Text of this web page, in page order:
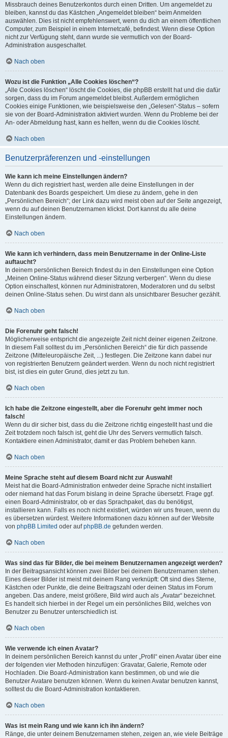
Missbrauch deines Benutzerkontos durch einen Dritten. Um angemeldet zu
bleiben, kannst du das Kästchen „Angemeldet bleiben“ beim Anmelden
auswählen. Dies ist nicht empfehlenswert, wenn du dich an einem öffentlichen
Computer, zum Beispiel in einem Internetcafé, befindest. Wenn diese Option
nicht zur Verfügung steht, dann wurde sie vermutlich von der Board-
Administration ausgeschaltet.
Nach oben
Wozu ist die Funktion „Alle Cookies löschen“?
„Alle Cookies löschen“ löscht die Cookies, die phpBB erstellt hat und die dafür
sorgen, dass du im Forum angemeldet bleibst. Außerdem ermöglichen
Cookies einige Funktionen, wie beispielsweise den „Gelesen“-Status – sofern
sie von der Board-Administration aktiviert wurden. Wenn du Probleme bei der
An- oder Abmeldung hast, kann es helfen, wenn du die Cookies löscht.
Nach oben
Benutzerpräferenzen und -einstellungen
Wie kann ich meine Einstellungen ändern?
Wenn du dich registriert hast, werden alle deine Einstellungen in der
Datenbank des Boards gespeichert. Um diese zu ändern, gehe in den
„Persönlichen Bereich“; der Link dazu wird meist oben auf der Seite angezeigt,
wenn du auf deinen Benutzernamen klickst. Dort kannst du alle deine
Einstellungen ändern.
Nach oben
Wie kann ich verhindern, dass mein Benutzername in der Online-Liste
auftaucht?
In deinem persönlichen Bereich findest du in den Einstellungen eine Option
„Meinen Online-Status während dieser Sitzung verbergen“. Wenn du diese
Option einschaltest, können nur Administratoren, Moderatoren und du selbst
deinen Online-Status sehen. Du wirst dann als unsichtbarer Besucher gezählt.
Nach oben
Die Forenuhr geht falsch!
Möglicherweise entspricht die angezeigte Zeit nicht deiner eigenen Zeitzone.
In diesem Fall solltest du im „Persönlichen Bereich“ die für dich passende
Zeitzone (Mitteleuropäische Zeit, ...) festlegen. Die Zeitzone kann dabei nur
von registrierten Benutzern geändert werden. Wenn du noch nicht registriert
bist, ist dies ein guter Grund, dies jetzt zu tun.
Nach oben
Ich habe die Zeitzone eingestellt, aber die Forenuhr geht immer noch
falsch!
Wenn du dir sicher bist, dass du die Zeitzone richtig eingestellt hast und die
Zeit trotzdem noch falsch ist, geht die Uhr des Servers vermutlich falsch.
Kontaktiere einen Administrator, damit er das Problem beheben kann.
Nach oben
Meine Sprache steht auf diesem Board nicht zur Auswahl!
Meist hat die Board-Administration entweder deine Sprache nicht installiert
oder niemand hat das Forum bislang in deine Sprache übersetzt. Frage ggf.
einen Board-Administrator, ob er das Sprachpaket, das du benötigst,
installieren kann. Falls es noch nicht existiert, würden wir uns freuen, wenn du
es übersetzen würdest. Weitere Informationen dazu können auf der Website
von phpBB Limited oder aufphpBB.de gefunden werden.
Nach oben
Was sind das für Bilder, die bei meinem Benutzernamen angezeigt werden?
In der Beitragsansicht können zwei Bilder bei deinem Benutzernamen stehen.
Eines dieser Bilder ist meist mit deinem Rang verknüpft: Oft sind dies Sterne,
Kästchen oder Punkte, die deine Beitragszahl oder deinen Status im Forum
angeben. Das andere, meist größere, Bild wird auch als „Avatar“ bezeichnet.
Es handelt sich hierbei in der Regel um ein persönliches Bild, welches von
Benutzer zu Benutzer unterschiedlich ist.
Nach oben
Wie verwende ich einen Avatar?
In deinem persönlichen Bereich kannst du unter „Profil“ einen Avatar über eine
der folgenden vier Methoden hinzufügen: Gravatar, Galerie, Remote oder
Hochladen. Die Board-Administration kann bestimmen, ob und wie die
Benutzer Avatare benutzen können. Wenn du keinen Avatar benutzen kannst,
solltest du die Board-Administration kontaktieren.
Nach oben
Was ist mein Rang und wie kann ich ihn ändern?
Ränge, die unter deinem Benutzernamen stehen, zeigen an, wie viele Beiträge